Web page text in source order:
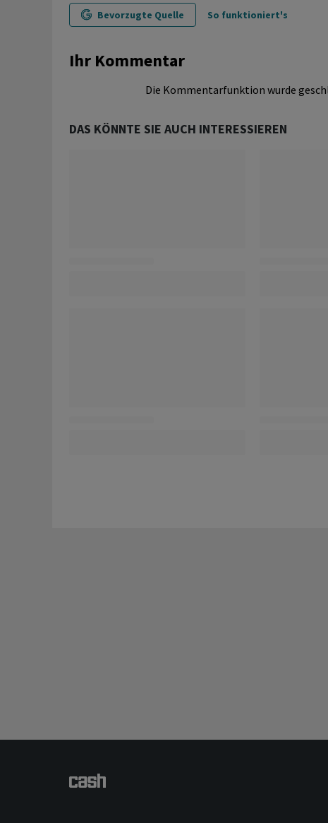
Bevorzugte Quelle So funktioniert's
Ihr Kommentar
Die Kommentarfunktion wurde
DAS KÖNNTE SIE AUCH INTERESSIEREN